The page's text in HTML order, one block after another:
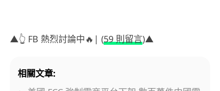
▲👆 FB 熱烈討論中🔥| (59 則留言)▲
相關文章: